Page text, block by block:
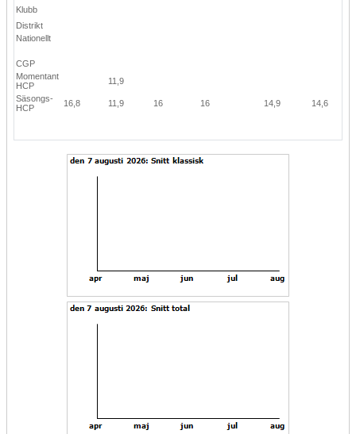
Klubb
Distrikt
Nationellt
CGP
Momentant
HCP
11,9
Säsongs-
HCP
16,8 11,9 16 16 14,9 14,6